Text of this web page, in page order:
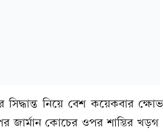
সিদ্ধান্ত নিয়ে বেশ কয়েকবার
জার্মান কোচের ওপর শাস্তির